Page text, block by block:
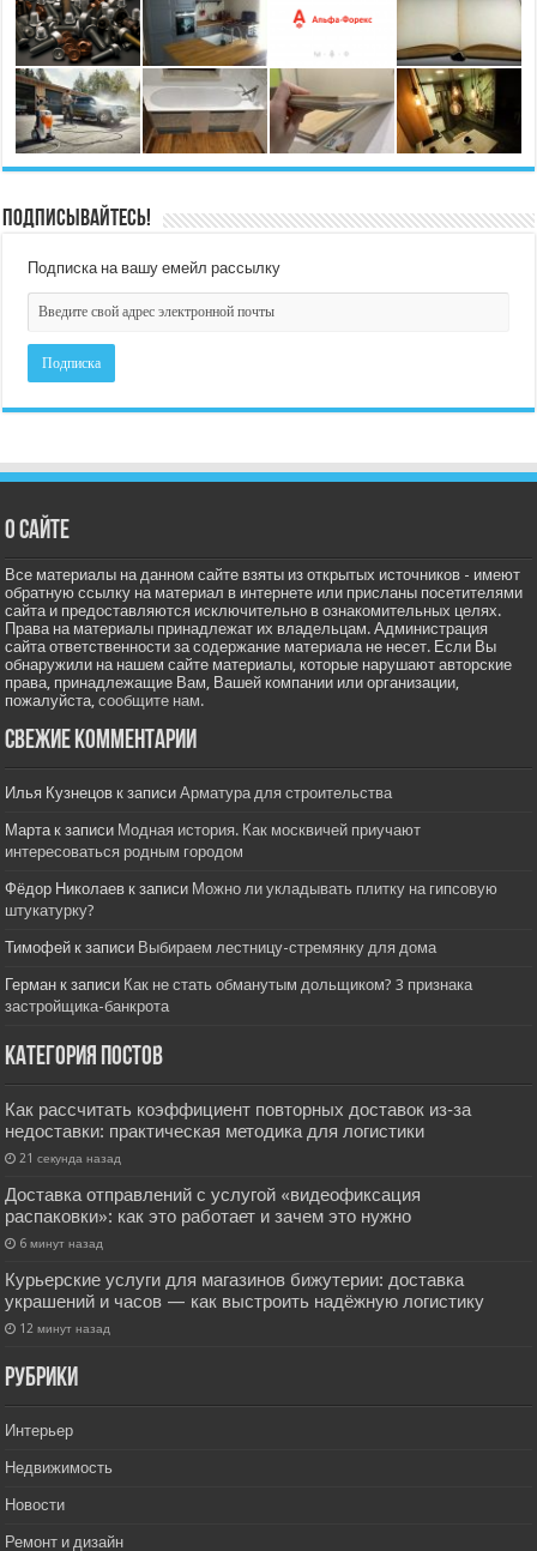
Подписывайтесь!
Подписка на вашу емейл рассылку
О сайте
Все материалы на данном сайте взяты из открытых источников - имеют
обратную ссылку на материал в интернете или присланы посетителями
сайта и предоставляются исключительно в ознакомительных целях.
Права на материалы принадлежат их владельцам. Администрация
сайта ответственности за содержание материала не несет. Если Вы
обнаружили на нашем сайте материалы, которые нарушают авторские
права, принадлежащие Вам, Вашей компании или организации,
пожалуйста,сообщите нам.
Свежие комментарии
Илья Кузнецов к записиАрматура для строительства
Мартак записи Модная история. Как москвичей приучают
интересоваться родным городом
Фёдор Николаев к записи Можно ли укладывать плитку на гипсовую
штукатурку?
Тимофей к записи Выбираем лестницу-стремянку для дома
Герман к записи Как не стать обманутым дольщиком? 3 признака
застройщика-банкрота
Категория постов
Как рассчитать коэффициент повторных доставок из‑за
недоставки: практическая методика для логистики
21 секунда назад
Доставка отправлений с услугой «видеофиксация
распаковки»: как это работает и зачем это нужно
6 минут назад
Курьерские услуги для магазинов бижутерии: доставка
украшений и часов — как выстроить надёжную логистику
12 минут назад
РУбрики
Интерьер
Недвижимость
Новости
Ремонт и дизайн